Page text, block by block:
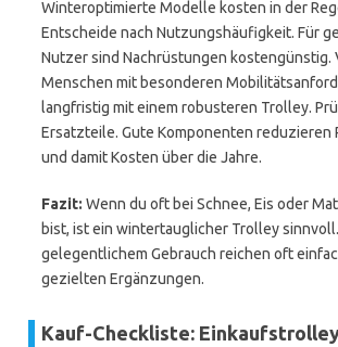
Winteroptimierte Modelle kosten in der
Entscheide nach Nutzungshäufigkeit. Für
Nutzer sind Nachrüstungen kostengünstig.
Menschen mit besonderen
langfristig mit einem robusteren Trolley.
Ersatzteile. Gute Komponenten reduzieren
und damit Kosten über die Jahre.
Fazit: Wenn du oft bei Schnee, Eis oder
bist, ist ein wintertauglicher Trolley
gelegentlichem Gebrauch reichen oft
gezielten Ergänzungen.
Kauf-Checkliste: